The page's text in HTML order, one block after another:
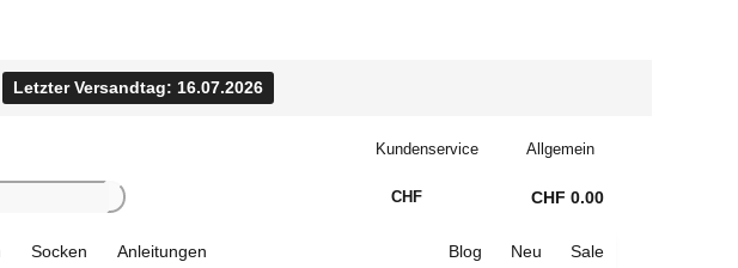
Letzter Versandtag: 16.07.2026
Kundenservice Allgemein
CHF CHF 0.00
Socken Anleitungen Blog Neu Sale